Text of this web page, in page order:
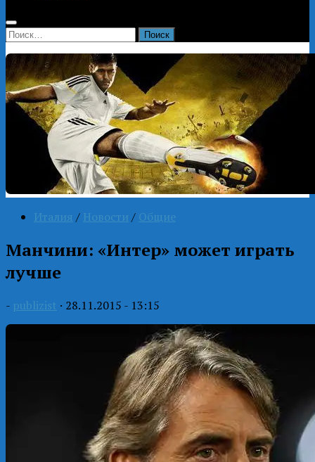
Найти:
Италия / Новости / Общие
Манчини: «Интер» может играть
лучше
- publizist · 28.11.2015 - 13:15